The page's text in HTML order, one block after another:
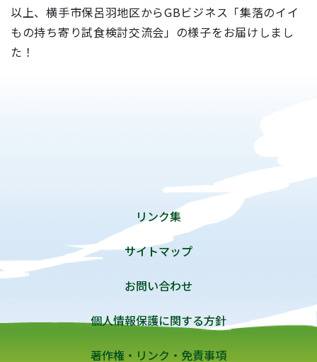
以上、横手市保呂羽地区からGBビジネス「集落のイイ
もの持ち寄り試食検討交流会」の様子をお届けしまし
た！
リンク集
サイトマップ
お問い合わせ
個人情報保護に関する方針
著作権・リンク・免責事項